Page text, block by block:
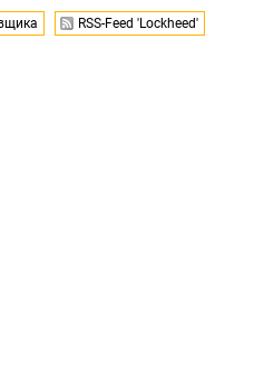
RSS-Feed 'Lockheed'